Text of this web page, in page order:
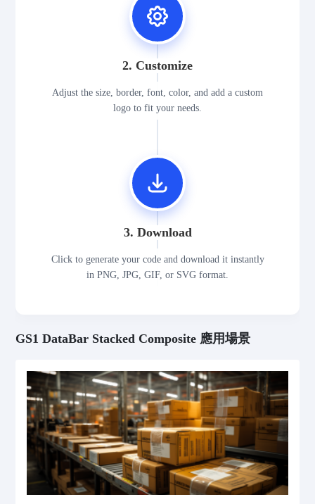
2. Customize
Adjust the size, border, font, color, and add a custom
logo to fit your needs.
3. Download
Click to generate your code and download it instantly
in PNG, JPG, GIF, or SVG format.
GS1 DataBar Stacked Composite 應用場景